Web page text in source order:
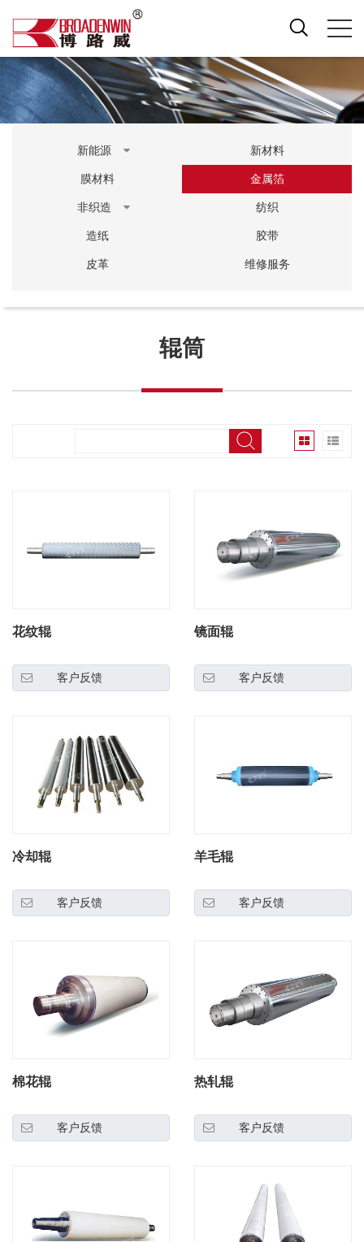
新能源 新材料
膜材料 金属箔
非织造 纺织
造纸 胶带
皮革 维修服务
辊筒
花纹辊
客户反馈
镜面辊
客户反馈
冷却辊
客户反馈
羊毛辊
客户反馈
棉花辊
客户反馈
热轧辊
客户反馈